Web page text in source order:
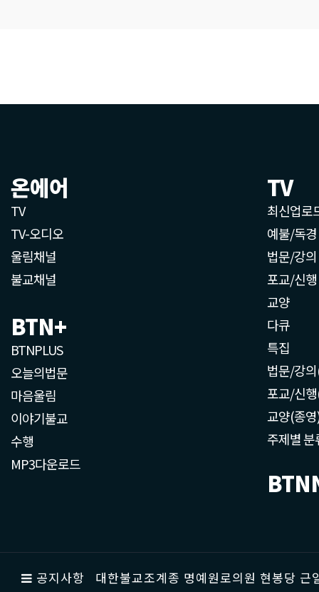
온에어
TV
TV-오디오
울림채널
불교채널
BTN+
BTNPLUS
오늘의법문
마음울림
이야기불교
수행
MP3다운로드
TV
최신업로
예불/독경
법문/강의
포교/신행
교양
다큐
특집
법문/강
포교/신
교양(종
주제별 분
공지사항 대한불교조계종 명예원로의원 현봉당